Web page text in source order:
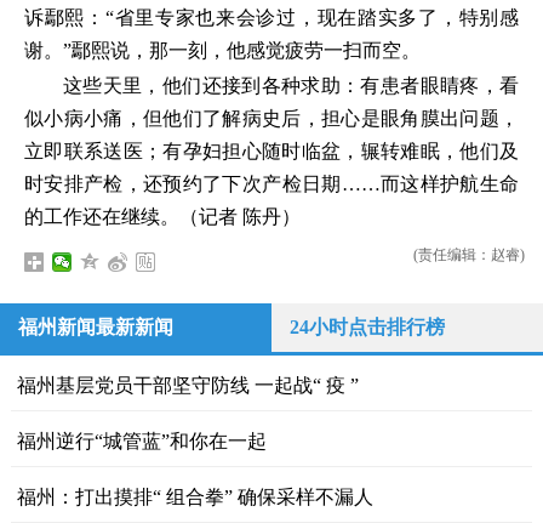
诉鄢熙：“省里专家也来会诊过，现在踏实多了，特别感
谢。”鄢熙说，那一刻，他感觉疲劳一扫而空。
这些天里，他们还接到各种求助：有患者眼睛疼，看
似小病小痛，但他们了解病史后，担心是眼角膜出问题，
立即联系送医；有孕妇担心随时临盆，辗转难眠，他们及
时安排产检，还预约了下次产检日期……而这样护航生命
的工作还在继续。（记者 陈丹）
(责任编辑：赵睿)
福州新闻最新新闻 24小时点击排行榜
福州基层党员干部坚守防线 一起战“ 疫 ”
福州逆行“城管蓝”和你在一起
福州：打出摸排“ 组合拳” 确保采样不漏人